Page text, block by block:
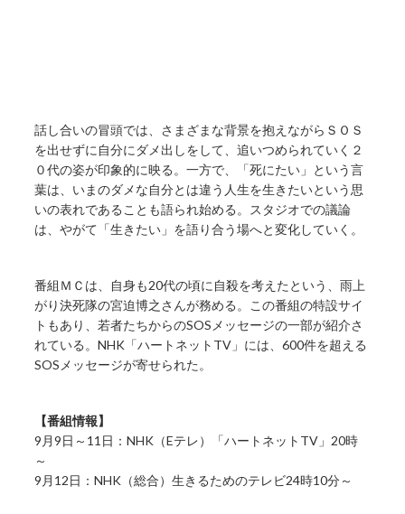
話し合いの冒頭では、さまざまな背景を抱えながらＳＯＳ
を出せずに自分にダメ出しをして、追いつめられていく２
０代の姿が印象的に映る。一方で、「死にたい」という言
葉は、いまのダメな自分とは違う人生を生きたいという思
いの表れであることも語られ始める。スタジオでの議論
は、やがて「生きたい」を語り合う場へと変化していく。
番組ＭＣは、自身も20代の頃に自殺を考えたという、雨上
がり決死隊の宮迫博之さんが務める。この番組の特設サイ
トもあり、若者たちからのSOSメッセージの一部が紹介さ
れている。NHK「ハートネットTV」には、600件を超える
SOSメッセージが寄せられた。
【番組情報】
9月9日～11日：NHK（Eテレ）「ハートネットTV」20時
～
9月12日：NHK（総合）生きるためのテレビ24時10分～